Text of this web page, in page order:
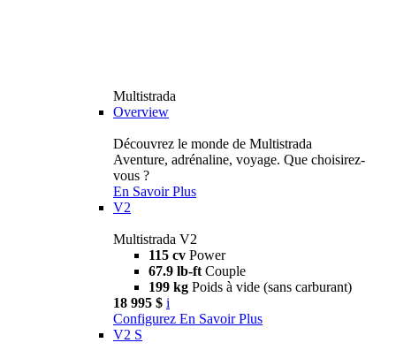
Multistrada
Overview
Découvrez le monde de Multistrada
Aventure, adrénaline, voyage. Que choisirez-
vous ?
En Savoir Plus
V2
Multistrada V2
115 cv Power
67.9 lb-ft Couple
199 kg Poids à vide (sans carburant)
18 995 $ i
Configurez En Savoir Plus
V2 S